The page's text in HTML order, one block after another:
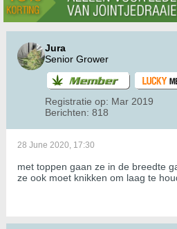
Jura
Senior Grower
Registratie op: Mar 2019
Berichten: 818
28 June 2020, 17:30
met toppen gaan ze in de breedte
ze ook moet knikken om laag te